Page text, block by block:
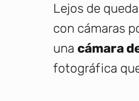
Lejos de
con cámaras
una cámara
fotográfica